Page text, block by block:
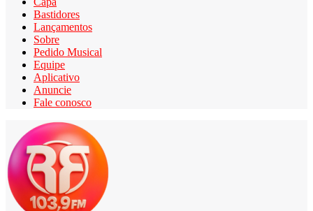
Bastidores
Lançamentos
Sobre
Pedido Musical
Equipe
Aplicativo
Anuncie
Fale conosco